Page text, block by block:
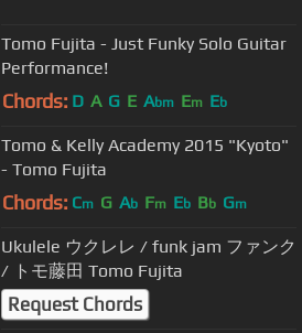
Tomo Fujita - Just Funky Solo Guitar
Performance!
Chords: D A G E Abm Em Eb
Tomo & Kelly Academy 2015 "Kyoto"
- Tomo Fujita
Chords: Cm G Ab Fm Eb Bb Gm
Ukulele ウクレレ / funk jam ファンク
/ トモ藤田 Tomo Fujita
Request Chords